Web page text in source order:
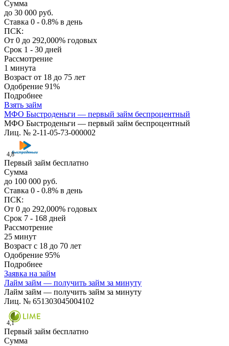
Сумма
до 30 000 руб.
Ставка 0 - 0.8% в день
ПСК:
От 0 до 292,000% годовых
Срок 1 - 30 дней
Рассмотрение
1 минута
Возраст от 18 до 75 лет
Одобрение 91%
Подробнее
Взять займ
МФО Быстроденьги — первый займ беспроцентный
МФО Быстроденьги — первый займ беспроцентный
Лиц. № 2-11-05-73-000002
4,8
Первый займ бесплатно
Сумма
до 100 000 руб.
Ставка 0 - 0.8% в день
ПСК:
От 0 до 292,000% годовых
Срок 7 - 168 дней
Рассмотрение
25 минут
Возраст с 18 до 70 лет
Одобрение 95%
Подробнее
Заявка на займ
Лайм займ — получить займ за минуту
Лайм займ — получить займ за минуту
Лиц. № 651303045004102
4,1
Первый займ бесплатно
Сумма